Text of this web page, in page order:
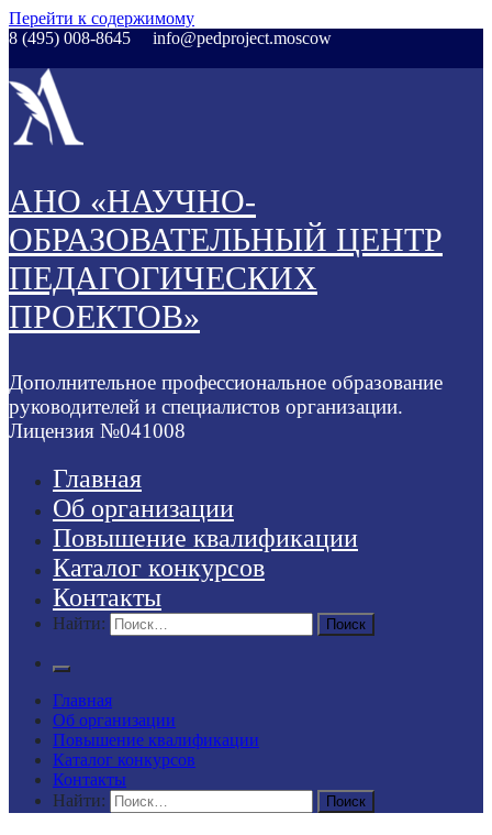
Перейти к содержимому
8 (495) 008-8645
info@pedproject.moscow
АНО «НАУЧНО-
ОБРАЗОВАТЕЛЬНЫЙ ЦЕНТР
ПЕДАГОГИЧЕСКИХ
ПРОЕКТОВ»
Дополнительное профессиональное образование
руководителей и специалистов организации.
Лицензия №041008
Главная
Об организации
Повышение квалификации
Каталог конкурсов
Контакты
Найти:
Главная
Об организации
Повышение квалификации
Каталог конкурсов
Контакты
Найти: